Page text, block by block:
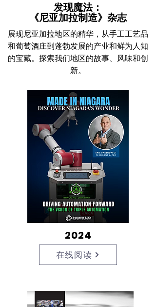
发现魔法：
《尼亚加拉制造》杂志
展现尼亚加拉地区的精华，从手工工艺品
和葡萄酒庄到蓬勃发展的产业和鲜为人知
的宝藏。探索我们地区的故事、风味和创
新。
2024
在线阅读